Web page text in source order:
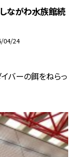
ながわ水族館続
04/24
イバーの餌をねらっ